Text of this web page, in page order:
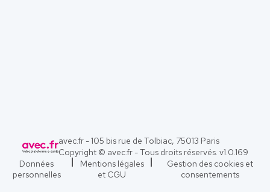
avec.fr - 105 bis rue de Tolbiac, 75013 Paris
Copyright © avec.fr - Tous droits réservés. v1.0.169
Données
personnelles
Mentions légales
et CGU
Gestion des cookies et
consentements